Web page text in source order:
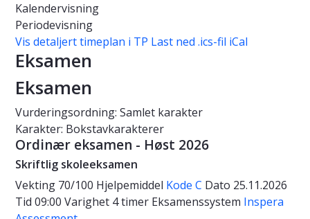
Kalendervisning
Periodevisning
Vis detaljert timeplan i TP Last ned .ics-fil iCal
Eksamen
Eksamen
Vurderingsordning: Samlet karakter
Karakter: Bokstavkarakterer
Ordinær eksamen - Høst 2026
Skriftlig skoleeksamen
Vekting 70/100 Hjelpemiddel Kode C Dato 25.11.2026
Tid 09:00 Varighet 4 timer Eksamenssystem Inspera